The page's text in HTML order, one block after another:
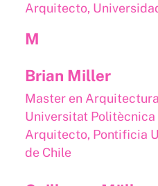
Arquitecto,
M
Brian Miller
Master en
Universitat Politècnica
Arquitecto, Pontificia
de Chile